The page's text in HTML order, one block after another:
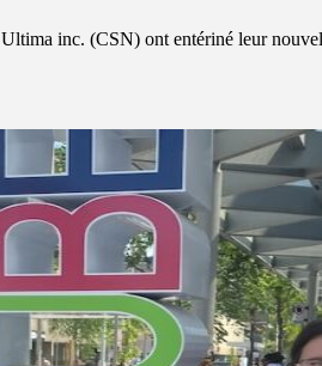
Ultima inc. (CSN) ont entériné leur